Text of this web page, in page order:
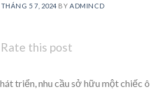
THÁNG 5 7, 2024 BYADMINCD
Rate this post
triển, nhu cầu sở hữu một chiếc ô